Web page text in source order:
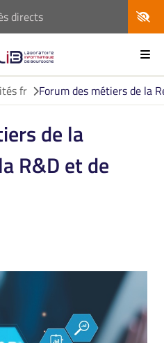
directs
fr Forum des métiers de la
de la
R&D et de